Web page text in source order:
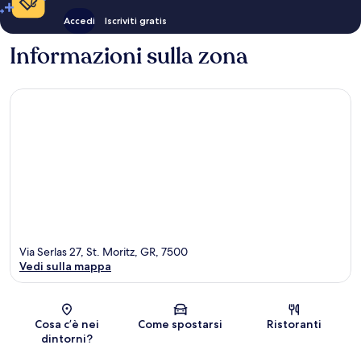
Accedi Iscriviti gratis
Informazioni sulla zona
Mappa
Via Serlas 27, St. Moritz, GR, 7500
Vedi sulla mappa
Cosa c’è nei
dintorni?
Come spostarsi Ristoranti